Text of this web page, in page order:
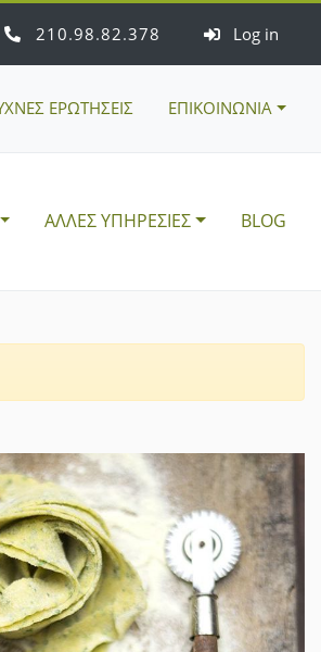
210 98 82 378 Log in
ΕΡΩΤΗΣΕΙΣ ΕΠΙΚΟΙΝΩΝΙΑ
ΑΛΛΕΣ ΥΠΗΡΕΣΙΕΣ BLOG